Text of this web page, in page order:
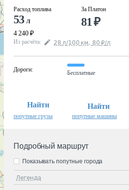
Расход топлива
53л
4 240 ₽
За Платон
81₽
Из расчёта: 28 л/100 км, 80 ₽/л
Дороги:
Бесплатные
Найти
попутные грузы
Найти
попутные машины
Подробный маршрут
Легенда
Показывать попутные города